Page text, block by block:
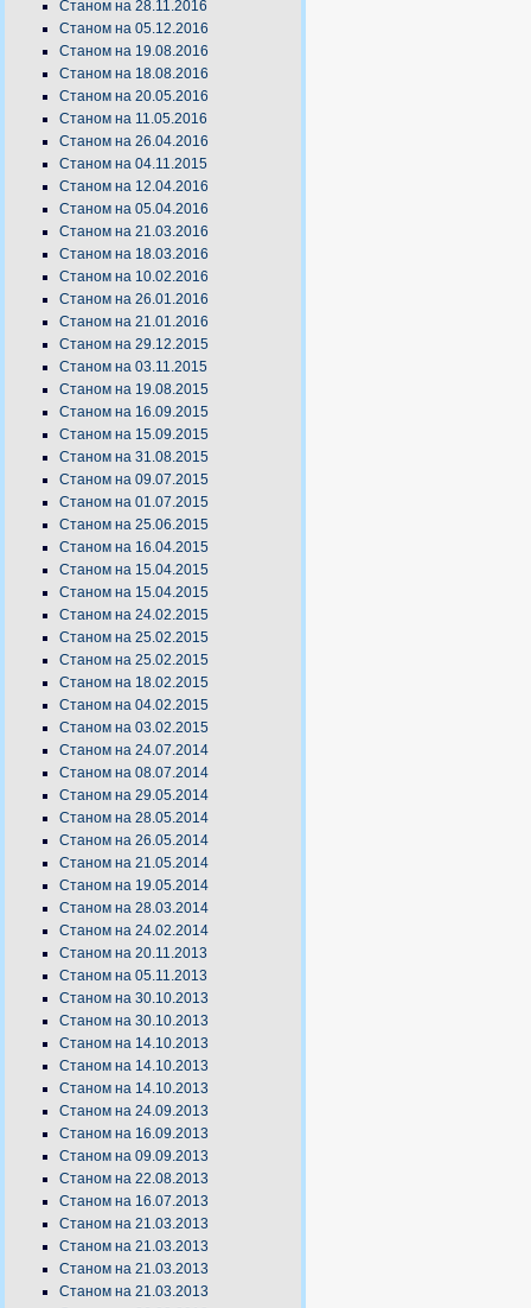
Станом на 28.11.2016
Станом на 05.12.2016
Станом на 19.08.2016
Станом на 18.08.2016
Станом на 20.05.2016
Станом на 11.05.2016
Станом на 26.04.2016
Станом на 04.11.2015
Станом на 12.04.2016
Станом на 05.04.2016
Станом на 21.03.2016
Станом на 18.03.2016
Станом на 10.02.2016
Станом на 26.01.2016
Станом на 21.01.2016
Станом на 29.12.2015
Станом на 03.11.2015
Станом на 19.08.2015
Станом на 16.09.2015
Станом на 15.09.2015
Станом на 31.08.2015
Станом на 09.07.2015
Станом на 01.07.2015
Станом на 25.06.2015
Станом на 16.04.2015
Станом на 15.04.2015
Станом на 15.04.2015
Станом на 24.02.2015
Станом на 25.02.2015
Станом на 25.02.2015
Станом на 18.02.2015
Станом на 04.02.2015
Станом на 03.02.2015
Станом на 24.07.2014
Станом на 08.07.2014
Станом на 29.05.2014
Станом на 28.05.2014
Станом на 26.05.2014
Станом на 21.05.2014
Станом на 19.05.2014
Станом на 28.03.2014
Станом на 24.02.2014
Станом на 20.11.2013
Станом на 05.11.2013
Станом на 30.10.2013
Станом на 30.10.2013
Станом на 14.10.2013
Станом на 14.10.2013
Станом на 14.10.2013
Станом на 24.09.2013
Станом на 16.09.2013
Станом на 09.09.2013
Станом на 22.08.2013
Станом на 16.07.2013
Станом на 21.03.2013
Станом на 21.03.2013
Станом на 21.03.2013
Станом на 21.03.2013